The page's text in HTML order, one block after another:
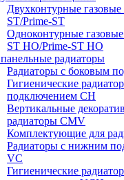
Двухконтурные
ST/Prime-ST
Одноконтурные
ST HO/Prime-ST HO
радиаторы
Радиаторы c боковым
Гигиенические
подключением CH
Вертикальные
радиаторы CMV
Комплектующие для
Радиаторы c нижним
VC
Гигиенические